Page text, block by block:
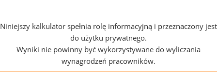
Niniejszy kalkulator spełnia rolę informacyjną i przeznaczony jest
do użytku prywatnego.
Wyniki nie powinny być wykorzystywane do wyliczania
wynagrodzeń pracowników.